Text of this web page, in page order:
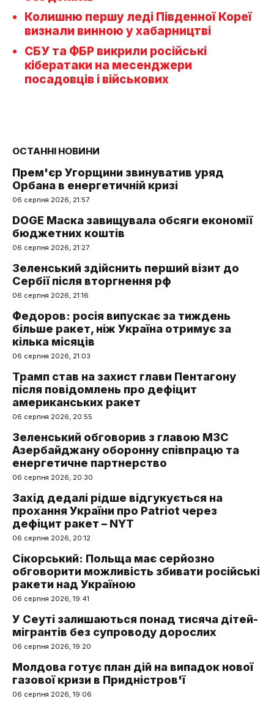
Колишню першу леді Південної Кореї
визнали винною у хабарництві
СБУ та ФБР викрили російські
кібератаки на месенджери
посадовців і військових
ОСТАННІ НОВИНИ
Прем'єр Угорщини звинуватив уряд
Орбана в енергетичній кризі
06 серпня 2026, 21:57
DOGE Маска завищувала обсяги економії
бюджетних коштів
06 серпня 2026, 21:27
Зеленський здійснить перший візит до
Сербії після вторгнення рф
06 серпня 2026, 21:16
Федоров: росія випускає за тиждень
більше ракет, ніж Україна отримує за
кілька місяців
06 серпня 2026, 21:03
Трамп став на захист глави Пентагону
після повідомлень про дефіцит
американських ракет
06 серпня 2026, 20:55
Зеленський обговорив з главою МЗС
Азербайджану оборонну співпрацю та
енергетичне партнерство
06 серпня 2026, 20:30
Захід дедалі рідше відгукується на
прохання України про Patriot через
дефіцит ракет – NYT
06 серпня 2026, 20:12
Сікорський: Польща має серйозно
обговорити можливість збивати російські
ракети над Україною
06 серпня 2026, 19:41
У Сеуті залишаються понад тисяча дітей-
мігрантів без супроводу дорослих
06 серпня 2026, 19:20
Молдова готує план дій на випадок нової
газової кризи в Придністров'ї
06 серпня 2026, 19:06